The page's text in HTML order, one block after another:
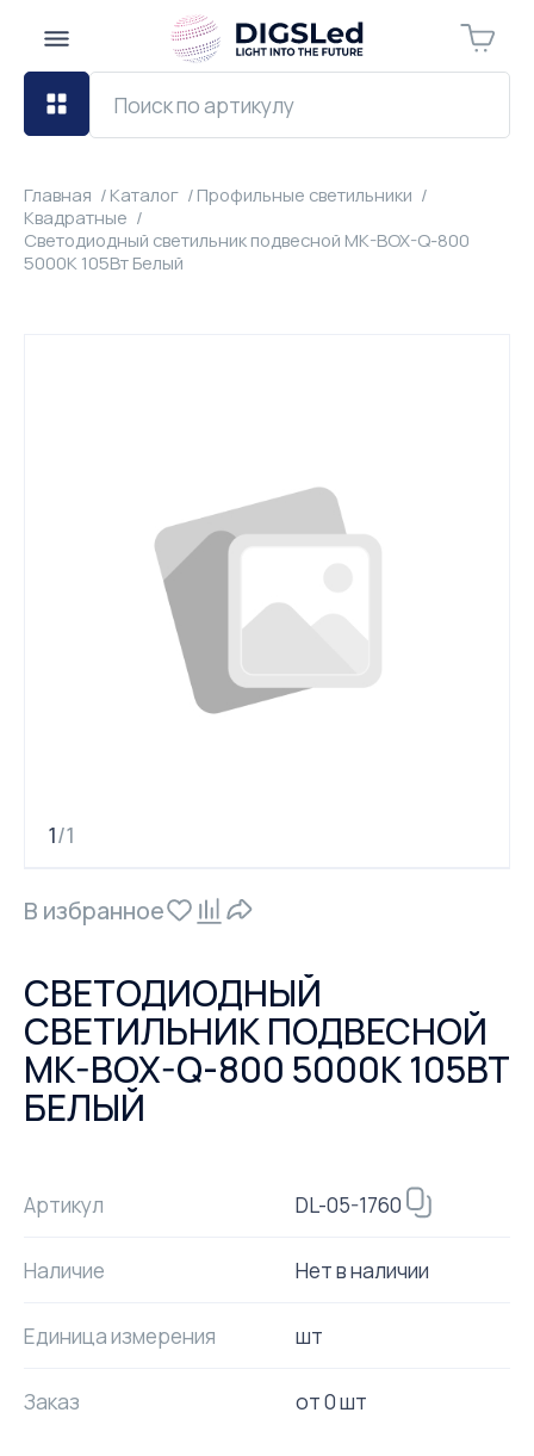
Главная Каталог
Профильные светильники
Квадратные
Светодиодный светильник подвесной MK-BOX-Q-800
5000К 105Вт Белый
1/1
В избранное
СВЕТОДИОДНЫЙ
СВЕТИЛЬНИК ПОДВЕСНОЙ
MK-BOX-Q-800 5000К 105ВТ
БЕЛЫЙ
Артикул DL-05-1760
Наличие Нет в наличии
Единица измерения шт
Заказ от0шт